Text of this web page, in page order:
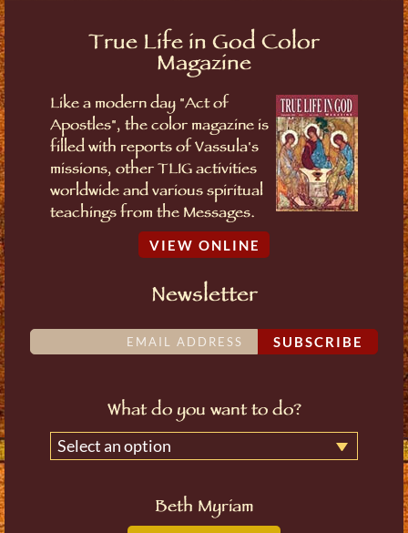
True Life in God Color
Magazine
Like a modern day "Act of
Apostles", the color magazine is
filled with reports of Vassula's
missions, other TLIG activities
worldwide and various spiritual
teachings from the Messages.
VIEW ONLINE
Newsletter
SUBSCRIBE
What do you want to do?
Select an option
Beth Myriam